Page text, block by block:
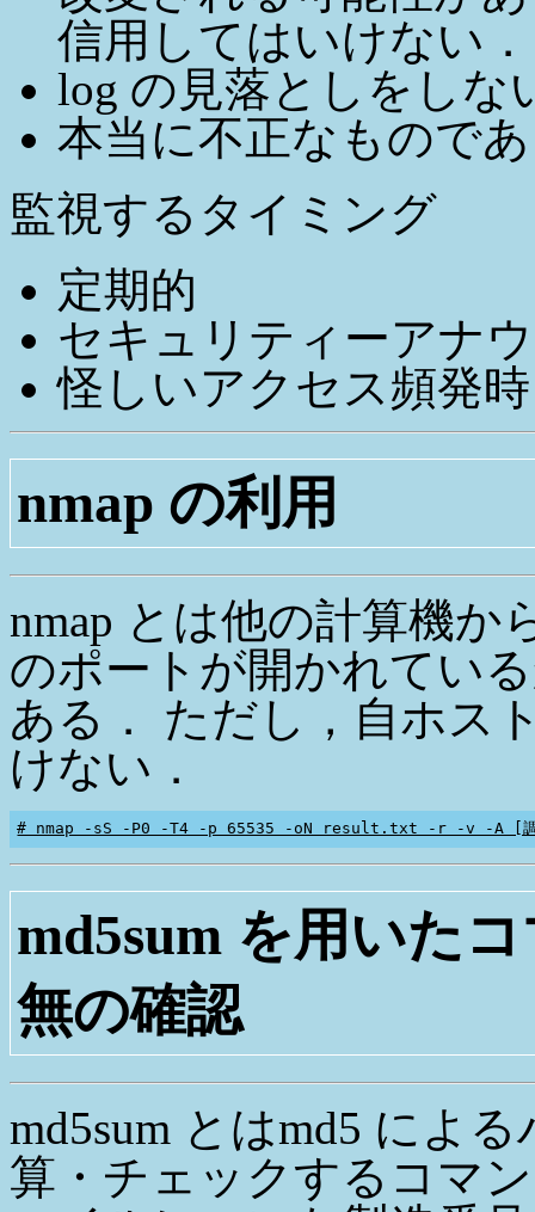
信用してはいけない．
log の見落としをしな
本当に不正なもので
監視するタイミング
定期的
セキュリティーアナ
怪しいアクセス頻発時
nmap の利用
nmap とは他の計算機
のポートが開かれてい
ある． ただし，自ホス
けない．
# nmap -sS -P0 -T4 -p 65535 -oN result.txt -r -v -A [調
md5sum を用いた
無の確認
md5sum とはmd5 によ
算・チェックするコマ